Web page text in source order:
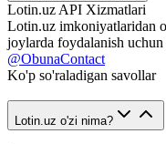
Lotin.uz API Xizmatlari
Lotin.uz imkoniyatlaridan
joylarda foydalanish
@ObunaContact
Ko'p so'raladigan savollar
Lotin.uz o'zi nima?